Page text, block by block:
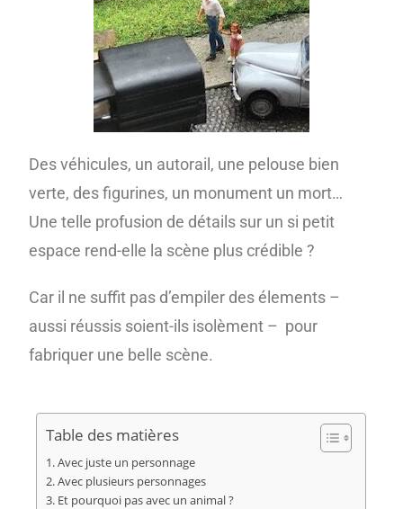
Des véhicules, un autorail, une pelouse bien
verte, des figurines, un monument un mort…
Une telle profusion de détails sur un si petit
espace rend-elle la scène plus crédible ?
Car il ne suffit pas d’empiler des élements –
aussi réussis soient-ils isolèment – pour
fabriquer une belle scène.
Table des matières
Avec juste un personnage
Avec plusieurs personnages
Et pourquoi pas avec un animal ?